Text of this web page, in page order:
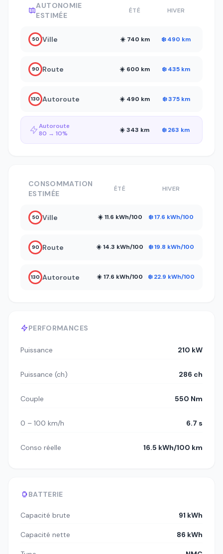
AUTONOMIE
ESTIMÉE
ÉTÉ HIVER
50 Ville ☀️ 740 km ❄️ 490 km
90 Route ☀️ 600 km ❄️ 435 km
130 Autoroute ☀️ 490 km ❄️ 375 km
Autoroute
80 → 10%
☀️ 343 km ❄️ 263 km
PERFORMANCES
Puissance 210 kW
Puissance (ch) 286 ch
Couple 550 Nm
0 – 100 km/h 6.7 s
Conso réelle 16.5 kWh/100 km
BATTERIE
Capacité brute 91 kWh
Capacité nette 86 kWh
CONSOMMATION
ESTIMÉE
ÉTÉ HIVER
50 Ville ☀️ 11.6 kWh/100 ❄️ 17.6 kWh/100
90 Route ☀️ 14.3 kWh/100 ❄️ 19.8 kWh/100
130 Autoroute ☀️ 17.6 kWh/100 ❄️ 22.9 kWh/100